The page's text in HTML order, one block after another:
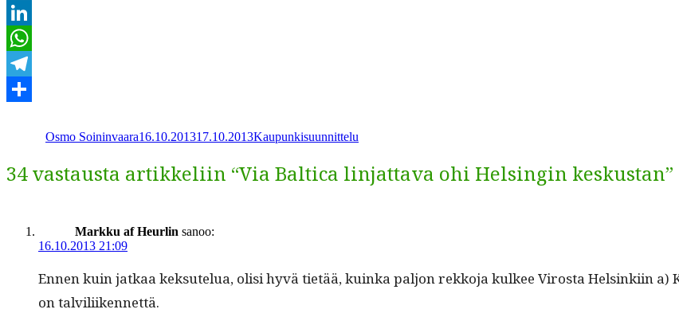
Email
LinkedIn
WhatsApp
Telegram
Osmo Soininvaara16.10.201317.10.2013Kaupunkisuunnittelu
34 vastausta artikkeliin “Via Baltica linjattava ohi Helsingin keskustan”
Markku af Heurlin sanoo:
16.10.2013 21:09
Ennen kuin jatkaa kek­sutelua, olisi hyvä tietää, kuin­ka paljon rekko­ja kul­kee Viros­ta Helsinki­in
on talviliikennettä.